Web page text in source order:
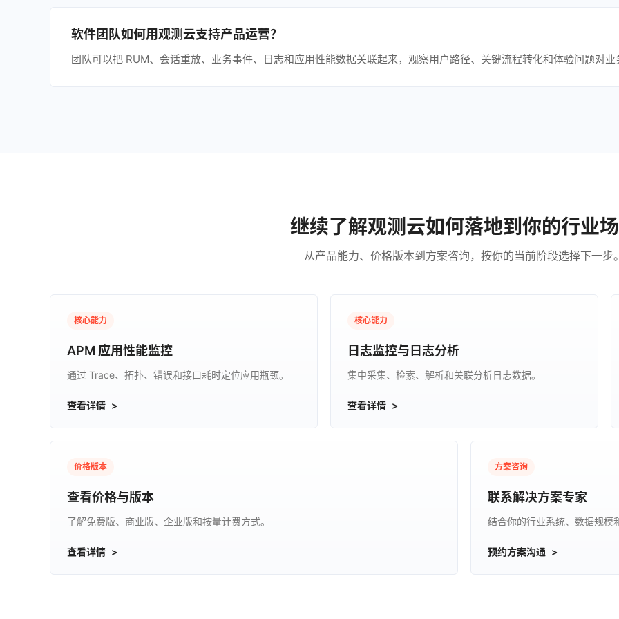
软件团队如何用观测云支持产品运营？
团队可以把 RUM、会话重放、业务事件、日志和应用性能数据关联起来，观察用户路径、关键流程转化和体验问题对业
继续了解观测云如何落地到你的行业
从产品能力、价格版本到方案咨询，按你的当前阶段选择下一步。
核心能力
APM 应用性能监控
通过 Trace、拓扑、错误和接口耗时定位应用瓶颈。
查看详情
核心能力
日志监控与日志分析
集中采集、检索、解析和关联分析日志数据。
查看详情
价格版本
查看价格与版本
了解免费版、商业版、企业版和按量计费方式。
查看详情
方案咨询
联系解决方案专家
结合你的行业系统、数据规模
预约方案沟通